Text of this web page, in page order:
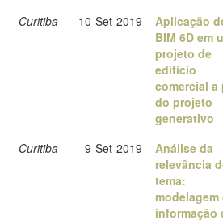
Curitiba 10-Set-2019
Aplicação
BIM 6D em
projeto de
edifício
comercial a
do projeto
generativo
Curitiba 9-Set-2019
Análise da
relevância
tema:
modelagem
informação